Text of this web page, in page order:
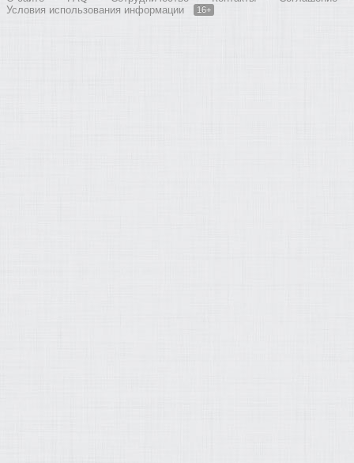
Условия использования информации
16+